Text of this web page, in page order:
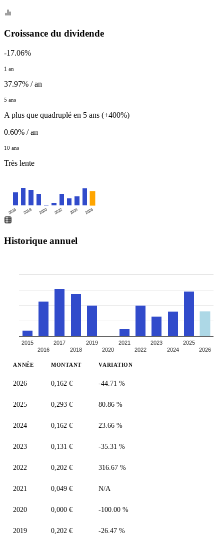
Croissance du dividende
-17.06%
1 an
37.97% / an
5 ans
A plus que quadruplé en 5 ans (+400%)
0.60% / an
10 ans
Très lente
2016 2018 2020 2022 2024 2026
Historique annuel
2015
2016
2017
2018
2019
2020
2021
2022
2023
2024
2025
2026
ANNÉE MONTANT VARIATION
2026 0,162 € -44.71 %
2025 0,293 € 80.86 %
2024 0,162 € 23.66 %
2023 0,131 € -35.31 %
2022 0,202 € 316.67 %
2021 0,049 € N/A
2020 0,000 € -100.00 %
2019 0,202 € -26.47 %